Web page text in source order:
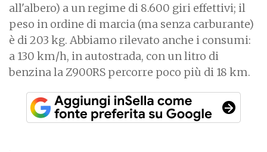
all'albero) a un regime di 8.600 giri effettivi; il
peso in ordine di marcia (ma senza carburante)
è di 203 kg. Abbiamo rilevato anche i consumi:
a 130 km/h, in autostrada, con un litro di
benzina la Z900RS percorre poco più di 18 km.